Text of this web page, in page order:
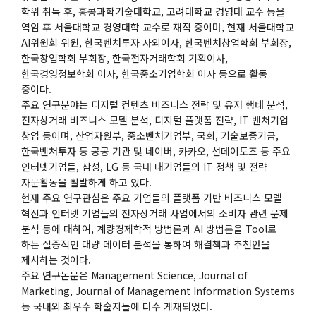
학위 취득 후, 홍콩과학기술대학교, 고려대학교 경영대 교수 등을
역임 후 서울대학교 경영대학 교수로 재직 중이며, 현재 서울대학교
AI위원회 위원, 한국벤처투자 사외이사, 한국벤처창업학회 부회장,
한국창업학회 부회장, 한국전자거래학회 기획이사,
한국경영정보학회 이사, 한국중소기업학회 이사 등으로 활동
중이다.
주요 연구분야는 디지털 컨텐츠 비즈니스 전략 및 유저 행태 분석,
전자상거래 비즈니스 모델 분석, 디지털 플랫폼 전략, IT 벤처기업
창업 등이며, 산업자원부, 중소벤처기업부, 국회, 기술보증기금,
한국벤처투자 등 공공 기관 및 네이버, 카카오, 선데이토즈 등 주요
인터넷기업들, 삼성, LG 등 국내 대기업들의 IT 정책 및 전략
자문활동을 활발하게 하고 있다.
현재 주요 연구관심은 주요 기업들의 플랫폼 기반 비즈니스 모델
혁신과 인터넷 기업들의 전자상거래 사업에서의 소비자 관련 문제
분석 등에 대하여, 계량경제학적 방법론과 AI 방법론을 Tool로
하는 실증적인 대량 데이터 분석을 통하여 해결책과 추천안을
제시하는 것이다.
주요 연구논문은 Management Science, Journal of
Marketing, Journal of Management Information Systems
등 국내외 최우수 학술지들에 다수 게재되었다.